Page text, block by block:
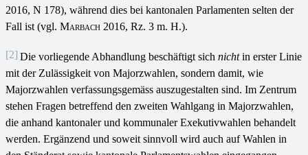
2016, N 178), während dies bei kantonalen Parlamenten selten der
Fall ist (vgl. Marbach 2016, Rz. 3 m. H.).
[2] Die vorliegende Abhandlung beschäftigt sich nichtin erster Linie
mit der Zulässigkeit von Majorzwahlen, sondern damit, wie
Majorzwahlen verfassungsgemäss auszugestalten sind. Im Zentrum
stehen Fragen betreffend den zweiten Wahlgang in Majorzwahlen,
die anhand kantonaler und kommunaler Exekutivwahlen behandelt
werden. Ergänzend und soweit sinnvoll wird auch auf Wahlen in